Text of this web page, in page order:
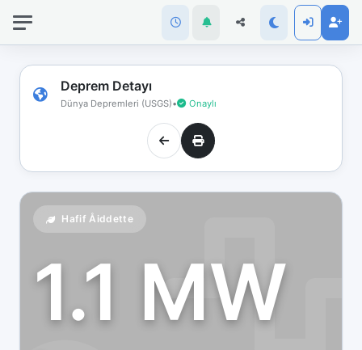
Deprem Detayı
Dünya Depremleri (USGS)• Onaylı
Hafif Åiddette
1.1 MW
bağlantınız
koptu!
Çevrimdışı
moddasınız.